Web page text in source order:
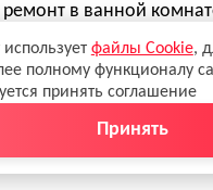
в ванной
файлы Cookie,
полному функционалу
принять соглашение
Принять